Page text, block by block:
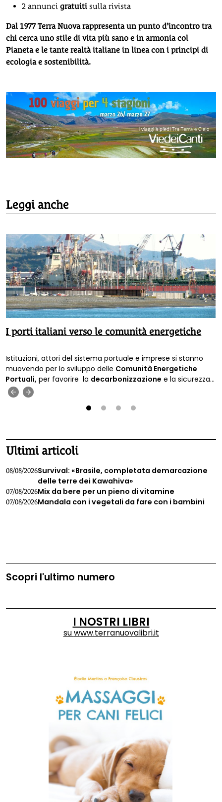
2 annunci gratuiti sulla rivista
Dal 1977 Terra Nuova rappresenta un punto d’incontro tra
chi cerca uno stile di vita più sano e in armonia col
Pianeta e le tante realtà italiane in linea con i principi di
ecologia e sostenibilità.
Leggi anche
I porti italiani verso le comunità energetiche
Istituzioni, attori del sistema portuale e imprese si stanno
muovendo per lo sviluppo delle Comunità Energetiche
Portuali, per favorire la decarbonizzazione e la sicurezza
energetica.
Ultimi articoli
08/08/2026Survival: «Brasile, completata demarcazione
delle terre dei Kawahiva»
07/08/2026Mix da bere per un pieno di vitamine
07/08/2026Mandala con i vegetali da fare con i bambini
Scopri l'ultimo numero
I NOSTRI LIBRI
suwww.terranuovalibri.it